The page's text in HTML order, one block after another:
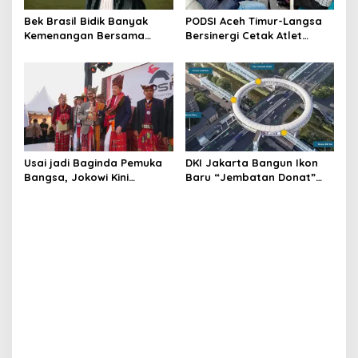
Bek Brasil Bidik Banyak
Kemenangan Bersama
PODSI Aceh Timur-Langsa
Bersinergi Cetak Atlet
Usai jadi Baginda Pemuka
Bangsa, Jokowi Kini
DKI Jakarta Bangun Ikon
Baru “Jembatan Donat”